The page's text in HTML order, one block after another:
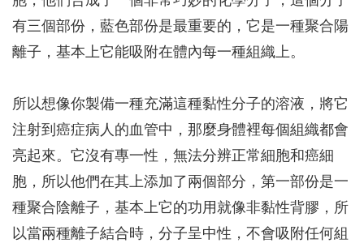
有三個部份，藍色部份是最重要的，它是一種聚合陽
離子，基本上它能吸附在體內每一種組織上。
所以想像你製備一種充滿這種黏性分子的溶液，將它
注射到癌症病人的血管中，那麼身體裡每個組織都會
亮起來。它沒有專一性，無法分辨正常細胞和癌細
胞，所以他們在其上添加了兩個部分，第一部份是一
種聚合陰離子，基本上它的功用就像非黏性背膠，所
以當兩種離子結合時，分子呈中性，不會吸附任何組